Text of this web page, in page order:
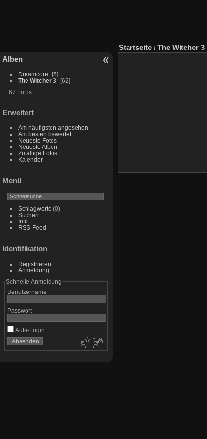
Alben
Dreamcore
5
The Witcher 3
62
67 Fotos
Erweitert
Am häufigsten angesehen
Am besten bewertet
Neueste Fotos
Neueste Alben
Zufällige Fotos
Kalender
Menü
Schlagworte (0)
Suchen
Info
RSS-Feed
Identifikation
Registrieren
Anmeldung
Schnelle Anmeldung
Benutzername
Passwort
Auto-Login
Startseite / The Witcher 3